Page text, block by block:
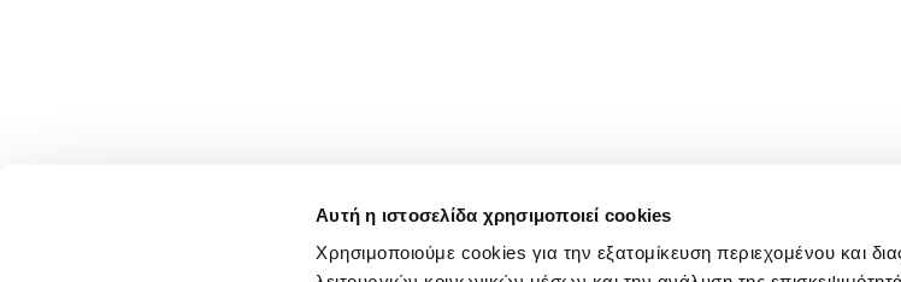
Αυτή η ιστοσελίδα χρησιμοποιεί cookies
Χρησιμοποιούμε cookies για την εξατομίκευση περιεχομένου και